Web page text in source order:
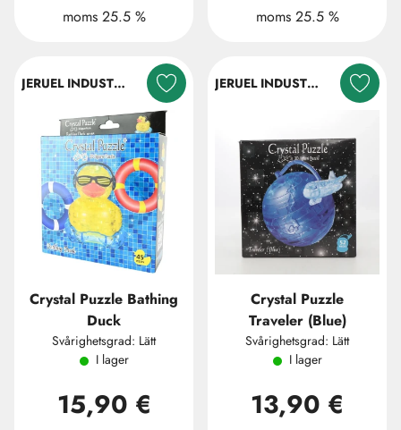
moms 25.5 % moms 25.5 %
JERUEL INDUSTRIAL COMPANY LTD.
Crystal Puzzle Bathing
Duck
Svårighetsgrad: Lätt
I lager
15,90 €
JERUEL INDUSTRIAL COMPANY LTD.
Crystal Puzzle
Traveler (Blue)
Svårighetsgrad: Lätt
I lager
13,90 €